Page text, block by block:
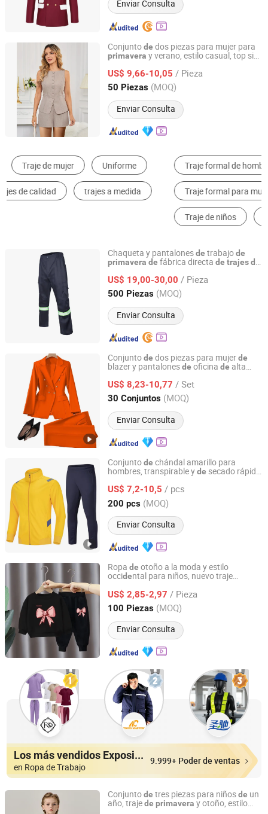
Enviar Consulta
Conjuntode dos piezas para mujer para
primavera y verano, estilo casual, top sin
anchosdepierna francesa, traje tejido
US$ 9,66-10,05 / Pieza
50 Piezas (MOQ)
Enviar Consulta
Qingdao Yuyi Industry and Trade Co., Ltd.
Shandong, China Desde 2025
Traje formal de hombre Ropa de Trabajo
Traje formal para mujer Ropa de camuflaje
Sudadera con capucha para hombre
Chaqueta y pantalonesde trabajode
primavera de fábrica directa de trajesde
descrubsdetrabajo, overoles, ropa para
reparación
deautomóviles
US$ 19,00-30,00 / Pieza
500 Piezas (MOQ)
Enviar Consulta
Wuhan Oberon Import & Export Co., Ltd.
Hubei, China Desde 2018
Conjuntode dos piezas para mujerde
blazer y pantalonesde oficina de alta
US$ 8,23-10,77 / Set
30 Conjuntos (MOQ)
Enviar Consulta
Guangzhou Ranyi Trading Co., Ltd.
Guangdong, China Desde 2025
Conjuntode chándal amarillo para
hombres, transpirable yde secado rápido,
US$ 7,2-10,5 / pcs
200 pcs (MOQ)
Enviar Consulta
Guangzhou Topsty Garments Co., Ltd.
Guangdong, China Desde 2019
Ropa de otoño a la moda y estilo
occidental para niños, nuevo traje
niños
US$ 2,85-2,97 / Pieza
100 Piezas (MOQ)
Enviar Consulta
Yiwu Puhua Co., Ltd.
Zhejiang, China Desde 2025
Los más vendidos Expositores
en Ropa de Trabajo
9.999+ Poder de ventas
Conjuntode tres piezas para niñosde un
año, trajede primavera y otoño, estilo
Guangzhou Tianyuan Clothing Co., Ltd